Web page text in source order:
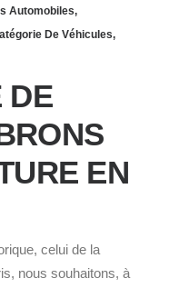
Automobiles,
De Véhicules,
DE
EN
celui de la
nous souhaitons, à